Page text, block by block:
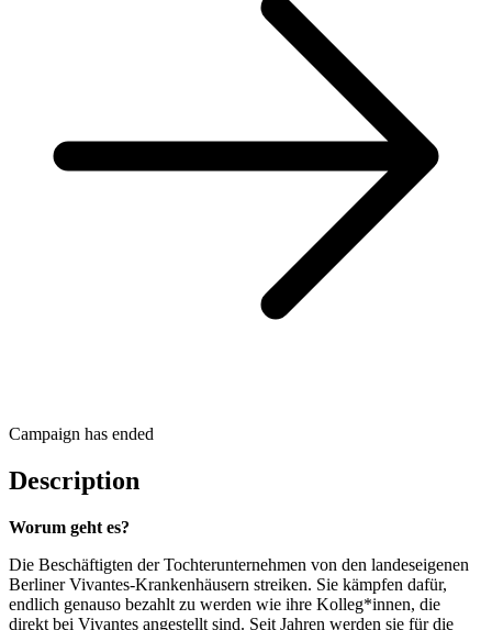
Campaign has ended
Description
Worum geht es?
Die Beschäftigten der Tochterunternehmen von den landeseigenen
Berliner Vivantes-Krankenhäusern streiken. Sie kämpfen dafür,
endlich genauso bezahlt zu werden wie ihre Kolleg*innen, die
direkt bei Vivantes angestellt sind. Seit Jahren werden sie für die